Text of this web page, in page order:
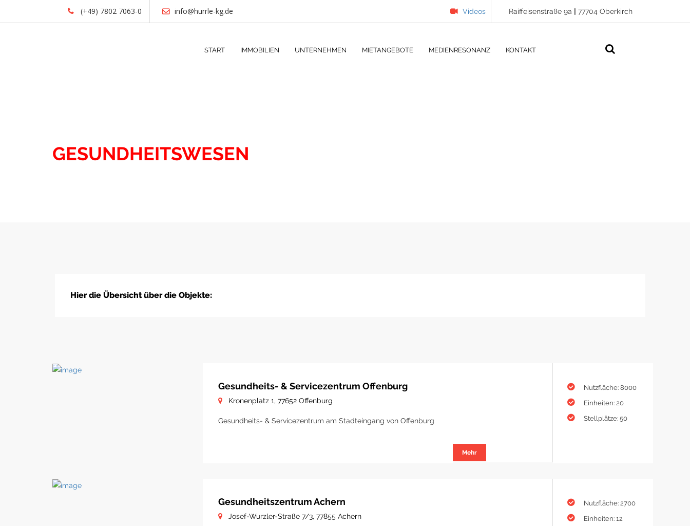
(+49) 7802 7063-0 info@hurrle-kg.de Videos Raiffeisenstraße 9a | 77704 Oberkirch
START IMMOBILIEN UNTERNEHMEN MIETANGEBOTE MEDIENRESONANZ KONTAKT
GESUNDHEITSWESEN
Hier die Übersicht über die Objekte:
Gesundheits- & Servicezentrum Offenburg
Kronenplatz 1, 77652 Offenburg
Gesundheits- & Servicezentrum am Stadteingang von Offenburg
Mehr
Nutzfläche: 8000
Einheiten: 20
Stellplätze: 50
Gesundheitszentrum Achern
Josef-Wurzler-Straße 7/3, 77855 Achern
Nutzfläche: 2700
Einheiten: 12